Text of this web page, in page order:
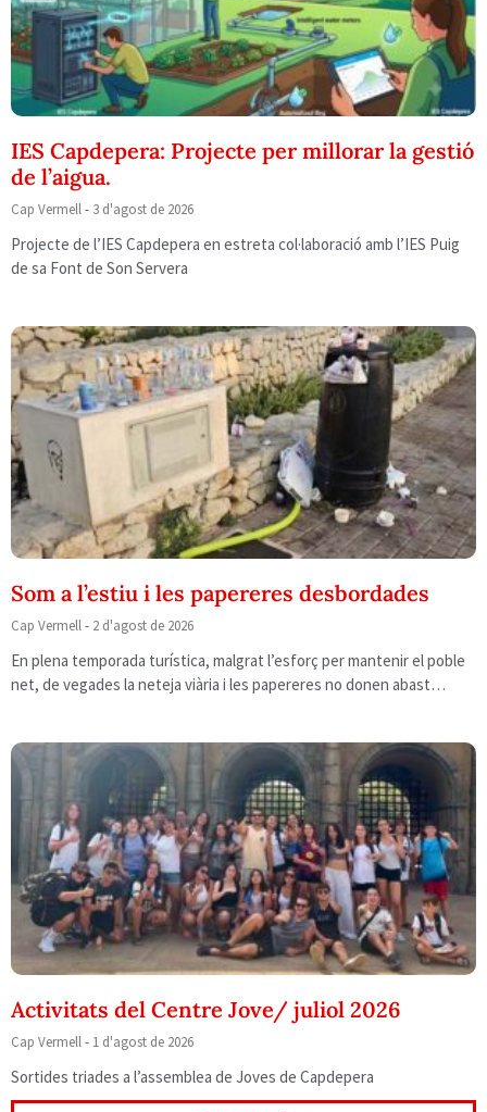
IES Capdepera: Projecte per millorar la gestió
de l’aigua.
Cap Vermell 3 d'agost de 2026
Projecte de l’IES Capdepera en estreta col·laboració amb l’IES Puig
de sa Font de Son Servera
Som a l’estiu i les papereres desbordades
Cap Vermell 2 d'agost de 2026
En plena temporada turística, malgrat l’esforç per mantenir el poble
net, de vegades la neteja viària i les papereres no donen abast…
Activitats del Centre Jove/ juliol 2026
Cap Vermell 1 d'agost de 2026
Sortides triades a l’assemblea de Joves de Capdepera